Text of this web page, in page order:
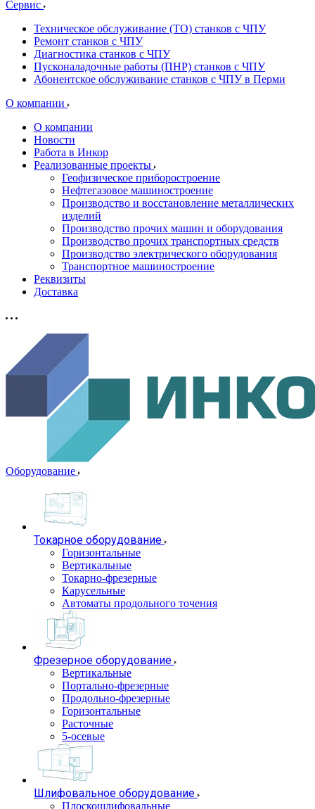
Сервис
Техническое обслуживание (ТО) станков с ЧПУ
Ремонт станков с ЧПУ
Диагностика станков с ЧПУ
Пусконаладочные работы (ПНР) станков с ЧПУ
Абонентское обслуживание станков с ЧПУ в Перми
О компании
О компании
Новости
Работа в Инкор
Реализованные проекты
Геофизическое приборостроение
Нефтегазовое машиностроение
Производство и восстановление металлических
изделий
Производство прочих машин и оборудования
Производство прочих транспортных средств
Производство электрического оборудования
Транспортное машиностроение
Реквизиты
Доставка
Оборудование
Токарное оборудование
Горизонтальные
Вертикальные
Токарно-фрезерные
Карусельные
Автоматы продольного точения
Фрезерное оборудование
Вертикальные
Портально-фрезерные
Продольно-фрезерные
Горизонтальные
Расточные
5-осевые
Шлифовальное оборудование
Плоскошлифовальные